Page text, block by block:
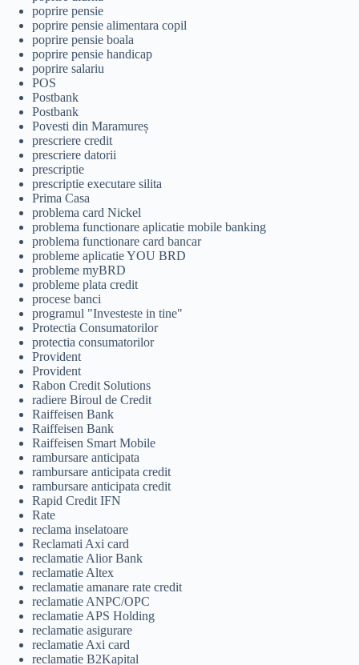
poprire pensie
poprire pensie alimentara copil
poprire pensie boala
poprire pensie handicap
poprire salariu
POS
Postbank
Postbank
Povesti din Maramureș
prescriere credit
prescriere datorii
prescriptie
prescriptie executare silita
Prima Casa
problema card Nickel
problema functionare aplicatie mobile banking
problema functionare card bancar
probleme aplicatie YOU BRD
probleme myBRD
probleme plata credit
procese banci
programul "Investeste in tine"
Protectia Consumatorilor
protectia consumatorilor
Provident
Provident
Rabon Credit Solutions
radiere Biroul de Credit
Raiffeisen Bank
Raiffeisen Bank
Raiffeisen Smart Mobile
rambursare anticipata
rambursare anticipata credit
rambursare anticipata credit
Rapid Credit IFN
Rate
reclama inselatoare
Reclamati Axi card
reclamatie Alior Bank
reclamatie Altex
reclamatie amanare rate credit
reclamatie ANPC/OPC
reclamatie APS Holding
reclamatie asigurare
reclamatie Axi card
reclamatie B2Kapital